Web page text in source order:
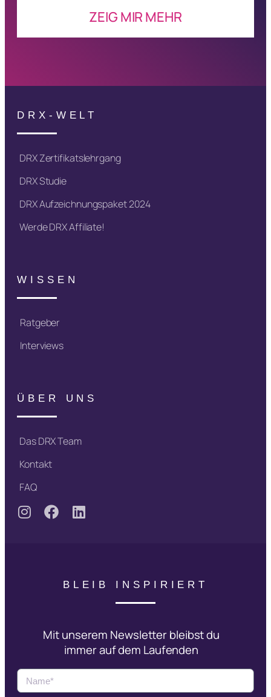
ZEIG MIR MEHR
DRX-WELT
DRX Zertifikatslehrgang
DRX Studie
DRX Aufzeichnungspaket 2024
Werde DRX Affiliate!
WISSEN
Ratgeber
Interviews
ÜBER UNS
Das DRX Team
Kontakt
FAQ
BLEIB INSPIRIERT
Mit unserem Newsletter bleibst du
immer auf dem Laufenden